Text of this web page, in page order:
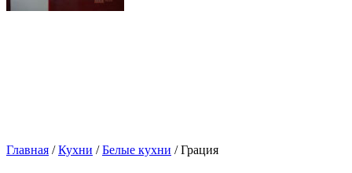
Главная /Кухни /Белые кухни / Грация